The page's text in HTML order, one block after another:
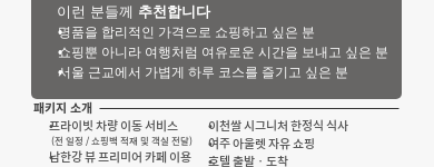
이런 분들께 추천합니다
명품을 합리적인 가격으로 쇼핑하고 싶은 분
쇼핑뿐 아니라 여행처럼 여유로운 시간을 보내고 싶은 분
서울 근교에서 가볍게 하루 코스를 즐기고 싶은 분
패키지 소개
프라이빗 차량 이동 서비스
(전 일정 / 쇼핑백 적재 및 객실 전달)
남한강 뷰 프리미어 카페 이용
이천쌀 시그니처 한정식 식사
여주 아울렛 자유 쇼핑
호텔 출발 · 도착